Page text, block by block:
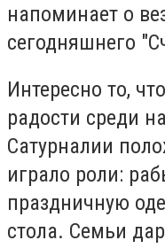
напоминает о
сегодняшнего
Интересно то,
радости среди
Сатурналии
играло роли:
праздничную
стола. Семьи